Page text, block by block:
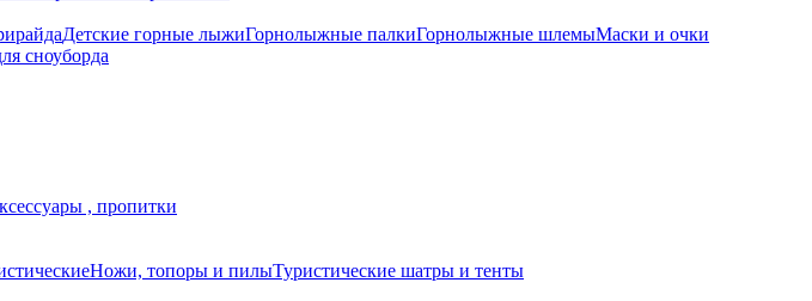
Детские горные лыжиГорнолыжные палкиГорнолыжные шлемыМаски и очки
сноуборда
, пропитки
Ножи, топоры и пилыТуристические шатры и тенты